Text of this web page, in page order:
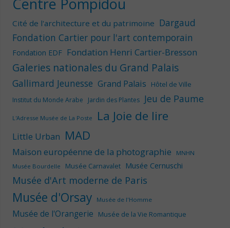
Cité de l'architecture et du patrimoine Dargaud
Fondation Cartier pour l'art contemporain
Fondation EDF Fondation Henri Cartier-Bresson
Galeries nationales du Grand Palais
Gallimard Jeunesse Grand Palais Hôtel de Ville
Institut du Monde Arabe Jardin des Plantes Jeu de Paume
L'Adresse Musée de La Poste La Joie de lire
Little Urban MAD
Maison européenne de la photographie
MNHN
Musée Bourdelle
Musée Carnavalet Musée Cernuschi
Musée d'Art moderne de Paris
Musée d'Orsay Musée de l'Homme
Musée de l'Orangerie Musée de la Vie Romantique